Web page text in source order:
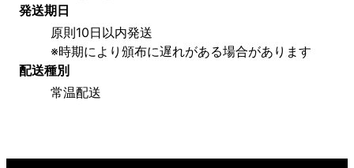
発送期日
原則10日以内発送
※時期により頒布に遅れがある場合があります
配送種別
常温配送